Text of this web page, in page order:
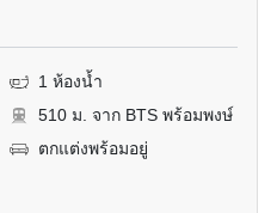
1 ห้องน้ำ
510 ม. จาก BTS พร้อมพงษ์
ตกแต่งพร้อมอยู่